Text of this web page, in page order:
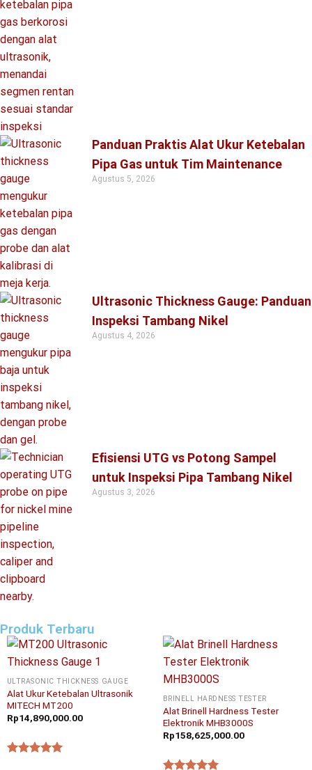
Panduan Praktis Alat Ukur Ketebalan
Pipa Gas untuk Tim Maintenance
Agustus 5, 2026
Ultrasonic Thickness Gauge: Panduan
Inspeksi Tambang Nikel
Agustus 4, 2026
Efisiensi UTG vs Potong Sampel
untuk Inspeksi Pipa Tambang Nikel
Agustus 3, 2026
Produk Terbaru
ULTRASONIC THICKNESS GAUGE
Alat Ukur Ketebalan Ultrasonik
MITECH MT200
Rp14,890,000.00
BRINELL HARDNESS TESTER
Alat Brinell Hardness Tester
Elektronik MHB3000S
Rp158,625,000.00